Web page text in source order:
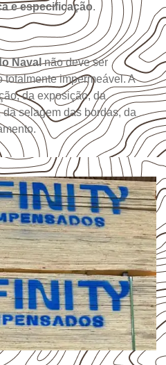
e especificação.
Navalnão deve ser
totalmente impermeável. A
da exposição, da
selagem das bordas, da